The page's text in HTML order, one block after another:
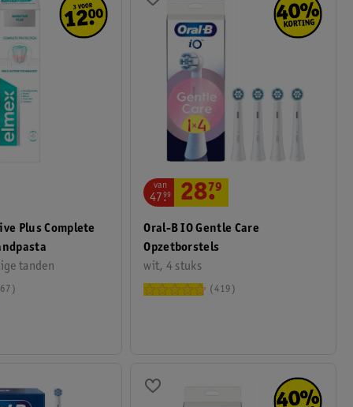
Plus Complete
tanden
67
Oral-B IO Gentle Care
Opzetborstels
wit, 4 stuks
van
47.
99 28.
79
419